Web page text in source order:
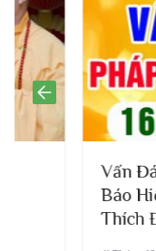
Vấn Đáp
Báo Hiếu
Thích Đạo